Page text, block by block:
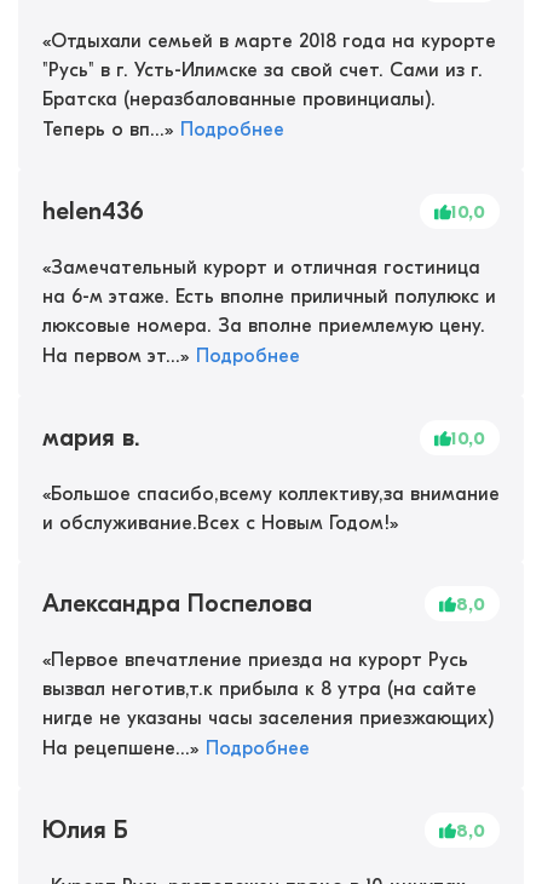
«Отдыхали семьей в марте 2018 года на курорте
"Русь" в г. Усть-Илимске за свой счет. Сами из г.
Братска (неразбалованные провинциалы).
Теперь о вп...» Подробнее
helen436 10,0
«Замечательный курорт и отличная гостиница
на 6-м этаже. Есть вполне приличный полулюкс и
люксовые номера. За вполне приемлемую цену.
На первом эт...» Подробнее
мария в. 10,0
«Большое спасибо,всему коллективу,за внимание
и обслуживание.Всех с Новым Годом!»
Александра Поспелова 8,0
«Первое впечатление приезда на курорт Русь
вызвал неготив,т.к прибыла к 8 утра (на сайте
нигде не указаны часы заселения приезжающих)
На рецепшене...» Подробнее
Юлия Б 8,0